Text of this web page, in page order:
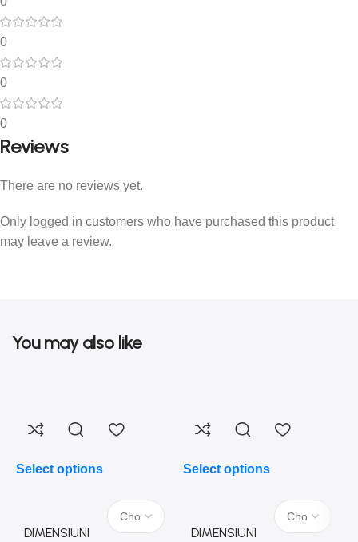
0
0
0
Reviews
There are no reviews yet.
Only logged in customers who have purchased this product
may leave a review.
You may also like
Select options
DIMENSIUNI
Select options
DIMENSIUNI